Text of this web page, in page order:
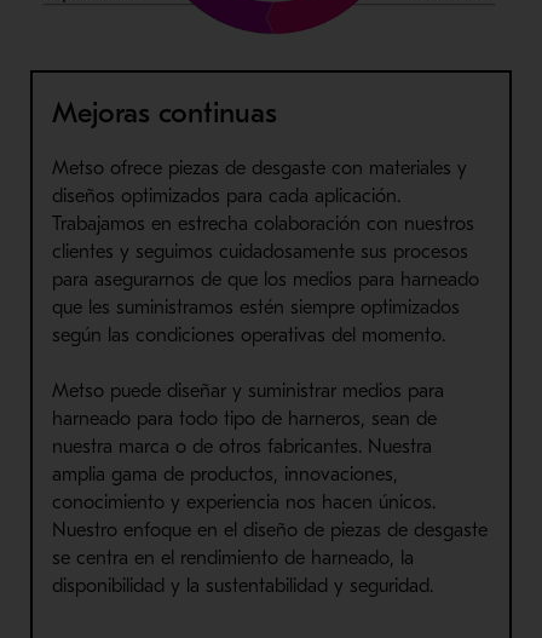
Mejoras continuas
Metso ofrece piezas de desgaste con materiales y
diseños optimizados para cada aplicación.
Trabajamos en estrecha colaboración con nuestros
clientes y seguimos cuidadosamente sus procesos
para asegurarnos de que los medios para harneado
que les suministramos estén siempre optimizados
según las condiciones operativas del momento.
Metso puede diseñar y suministrar medios para
harneado para todo tipo de harneros, sean de
nuestra marca o de otros fabricantes. Nuestra
amplia gama de productos, innovaciones,
conocimiento y experiencia nos hacen únicos.
Nuestro enfoque en el diseño de piezas de desgaste
se centra en el rendimiento de harneado, la
disponibilidad y la sustentabilidad y seguridad.